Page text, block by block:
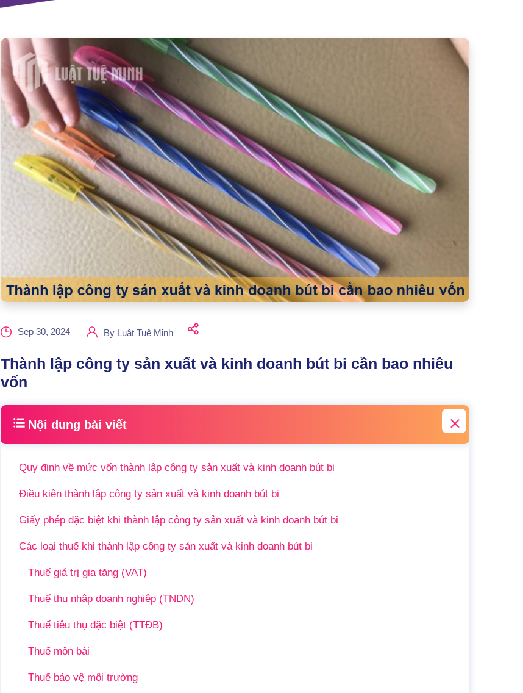
Sep 30, 2024 By Luật Tuệ Minh
Thành lập công ty sản xuất và kinh doanh bút bi cần bao nhiêu
vốn
Nội dung bài viết
Quy định về mức vốn thành lập công ty sản xuất và kinh doanh bút bi
Điều kiện thành lập công ty sản xuất và kinh doanh bút bi
Giấy phép đặc biệt khi thành lập công ty sản xuất và kinh doanh bút bi
Các loại thuế khi thành lập công ty sản xuất và kinh doanh bút bi
Thuế giá trị gia tăng (VAT)
Thuế thu nhập doanh nghiệp (TNDN)
Thuế tiêu thụ đặc biệt (TTĐB)
Thuế môn bài
Thuế bảo vệ môi trường